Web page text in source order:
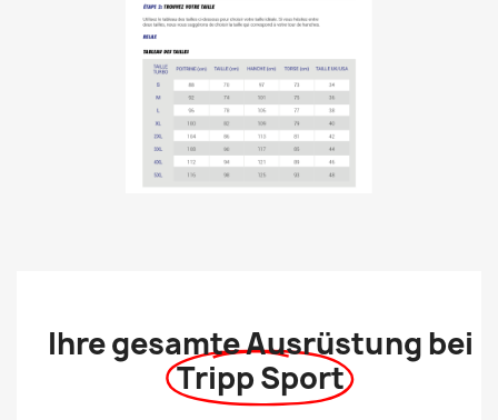
Ihre gesamte Ausrüstung bei
Tripp Sport